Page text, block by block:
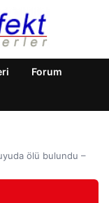
Forum
ölü bulundu –